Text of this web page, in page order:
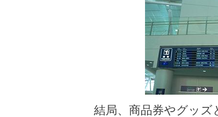
結局、商品券やグッ